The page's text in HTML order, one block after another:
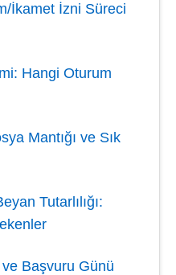
İkamet İzni Süreci
Hangi Oturum
Mantığı ve Sık
Tutarlılığı:
Başvuru Günü